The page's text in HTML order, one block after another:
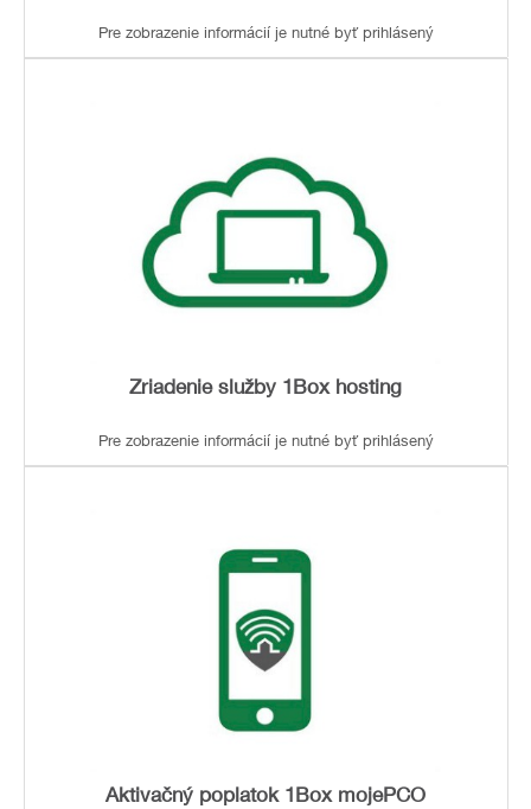
Pre zobrazenie informácií je nutné byť prihlásený
Zriadenie služby 1Box hosting
Pre zobrazenie informácií je nutné byť prihlásený
Aktivačný poplatok 1Box mojePCO